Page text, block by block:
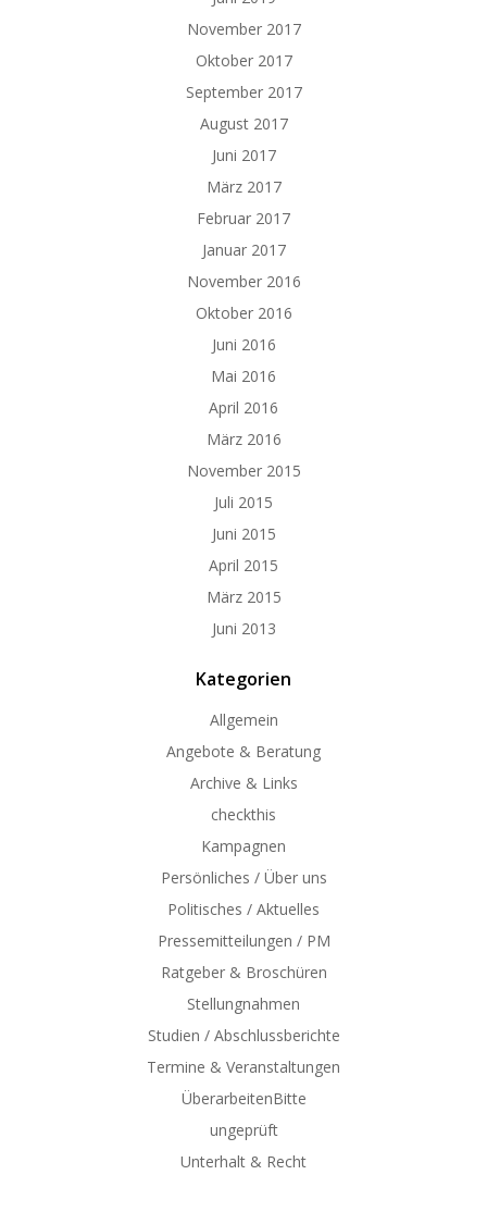
November 2017
Oktober 2017
September 2017
August 2017
Juni 2017
März 2017
Februar 2017
Januar 2017
November 2016
Oktober 2016
Juni 2016
Mai 2016
April 2016
März 2016
November 2015
Juli 2015
Juni 2015
April 2015
März 2015
Juni 2013
Kategorien
Allgemein
Angebote & Beratung
Archive & Links
checkthis
Kampagnen
Persönliches / Über uns
Politisches / Aktuelles
Pressemitteilungen / PM
Ratgeber & Broschüren
Stellungnahmen
Studien / Abschlussberichte
Termine & Veranstaltungen
ÜberarbeitenBitte
ungeprüft
Unterhalt & Recht